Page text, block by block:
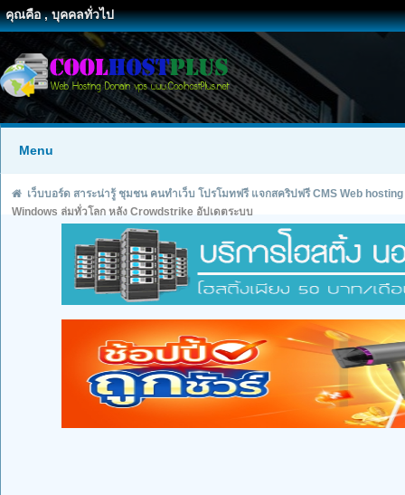
คุณคือ , บุคคลทั่วไป
Menu
เว็บบอร์ด สาระน่ารู้ ชุมชน คนทำเว็บ โปรโมทฟรี แจกสคริปฟรี CMS Web hosting
Windows ล่มทั่วโลก หลัง Crowdstrike อัปเดตระบบ